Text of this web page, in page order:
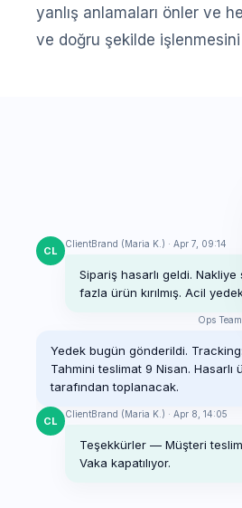
yanlış anlamaları önler ve
ve doğru şekilde işlenmesini
CL
ClientBrand (Maria K.) · Apr 7, 09:14
Sipariş hasarlı geldi. Nakliye
fazla ürün kırılmış. Acil
Ops
Yedek bugün gönderildi. Tracking:
Tahmini teslimat 9 Nisan. Hasarlı
tarafından toplanacak.
CL
ClientBrand (Maria K.) · Apr 8, 14:05
Teşekkürler — Müşteri teslim
Vaka kapatılıyor.